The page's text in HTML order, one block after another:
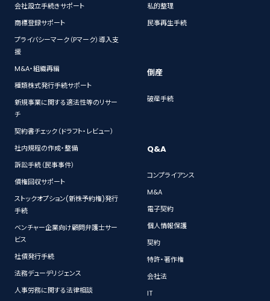
会社設立手続きサポート
商標登録サポート
プライバシーマーク（Pマーク）導入支
援
M&A・組織再編
種類株式発行手続サポート
新規事業に関する適法性等のリサー
チ
契約書チェック（ドラフト・レビュー）
社内規程の作成・整備
訴訟手続（民事事件）
債権回収サポート
ストックオプション(新株予約権)発行
手続
ベンチャー企業向け顧問弁護士サー
ビス
社債発行手続
法務デューデリジェンス
人事労務に関する法律相談
私的整理
民事再生手続
倒産
破産手続
Q&A
コンプライアンス
M&A
電子契約
個人情報保護
契約
特許・著作権
会社法
IT